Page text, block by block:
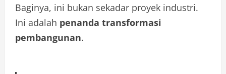
Baginya, ini bukan sekadar proyek industri.
Ini adalah penanda transformasi
pembangunan.